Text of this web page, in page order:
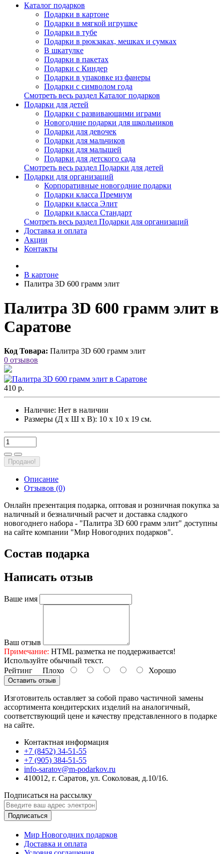
Каталог подарков
Подарки в картоне
Подарки в мягкой игрушке
Подарки в тубе
Подарки в рюкзаках, мешках и сумках
В шкатулке
Подарки в пакетах
Подарки с Киндер
Подарки в упаковке из фанеры
Подарки с символом года
Смотреть весь раздел Каталог подарков
Подарки для детей
Подарки с развивающими играми
Новогодние подарки для школьников
Подарки для девочек
Подарки для мальчиков
Подарки для малышей
Подарки для детского сада
Смотреть весь раздел Подарки для детей
Подарки для организаций
Корпоративные новогодние подарки
Подарки класса Премиум
Подарки класса Элит
Подарки класса Стандарт
Смотреть весь раздел Подарки для организаций
Доставка и оплата
Акции
Контакты
В картоне
Палитра 3D 600 грамм элит
Палитра 3D 600 грамм элит в
Саратове
Код Товара: Палитра 3D 600 грамм элит
0 отзывов
410 р.
Наличие: Нет в наличии
Размеры (Д х Ш х В): 10 х 10 х 19 см.
Продано!
Описание
Отзывов (0)
Онлайн презентация подарка, оптовая и розничная покупка за
наличный и безналичный расчет и доставка сладкого
новогоднего набора - "Палитра 3D 600 грамм элит" доступны
на сайте компании "Мир Новогодних подарков".
Состав подарка
Написать отзыв
Ваше имя
Ваш отзыв
Примечание: HTML разметка не поддерживается!
Используйте обычный текст.
Рейтинг Плохо Хорошо
Оставить отзыв
Изготовитель оставляет за собой право частичной замены
ассортимента кондитерских изделий на аналогичный,
соответствующий цене и качеству представленного в подарке
на сайте.
Контактная информация
+7 (8452) 34-51-55
+7 (905) 384-51-55
info-saratov@m-podarkov.ru
410012, г. Саратов, ул. Соколовая, д.10/16.
Подписаться на рассылку
Подписаться
Мир Новогодних подарков
Доставка и оплата